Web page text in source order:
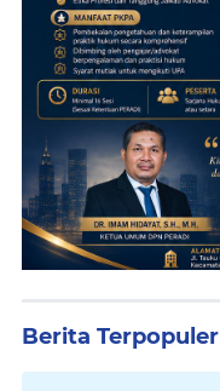
Berita Terpopuler